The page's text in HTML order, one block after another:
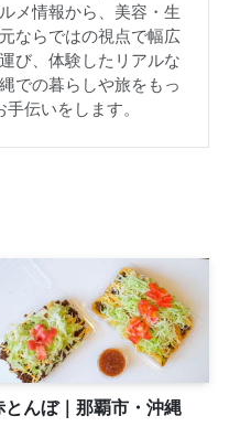
メ情報から、美容・生
ならではの視点で幅広
び、体験したリアルな
での暮らしや旅をもっ
伝いをします。
とんぼ｜那覇市・沖縄